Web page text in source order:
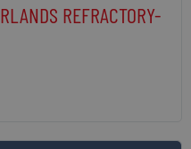
REFRACTORY-